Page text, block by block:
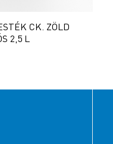
CK. ZÖLD
2,5 L